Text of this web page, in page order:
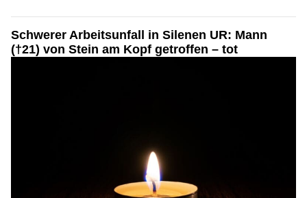
Schwerer Arbeitsunfall in Silenen UR: Mann
(†21) von Stein am Kopf getroffen – tot